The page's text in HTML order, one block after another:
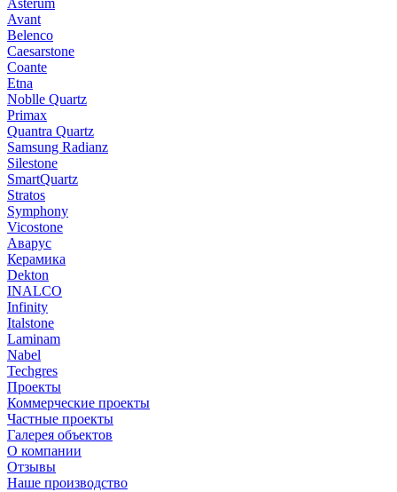
Asterum
Avant
Belenco
Caesarstone
Coante
Etna
Noblle Quartz
Primax
Quantra Quartz
Samsung Radianz
Silestone
SmartQuartz
Stratos
Symphony
Vicostone
Аварус
Керамика
Dekton
INALCO
Infinity
Italstone
Laminam
Nabel
Techgres
Проекты
Коммерческие проекты
Частные проекты
Галерея объектов
О компании
Отзывы
Наше производство